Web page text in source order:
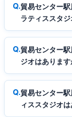
貿易センター
ラティススタ
貿易センター
ジオはあります
貿易センター
ィススタジオ